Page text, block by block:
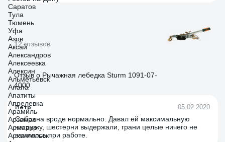
подолгу он вряд ли сможет. Обычно на запуск нужно 3-5
секунд работы стартера. Заряд при этом падает на 5-7%.
12 отзывов
Отзыв о Рычажная лебедка Sturm 1091-07-
4000
Петр 05.02.2020
Собрана вроде нормально. Давал ей максимальную
нагрузку, шестерни выдержали, грани целые ничего не
замялось при работе.
Саратов
Тула
Тюмень
Уфа
Азов
Аксай
Александров
Алексеевка
Алексин
Альметьевск
Анапа
Апатиты
Апрелевка
Арамиль
Арзамас
Армавир
Архангельск